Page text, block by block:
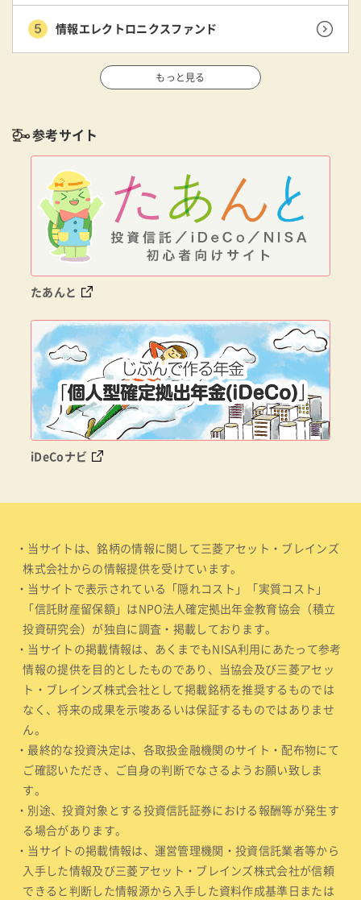
情報エレクトロニクスファンド
もっと見る
参考サイト
たあんと
iDeCoナビ
・当サイトは、銘柄の情報に関して三菱アセット・ブレインズ
株式会社からの情報提供を受けています。
・当サイトで表示されている「隠れコスト」「実質コスト」
「信託財産留保額」はNPO法人確定拠出年金教育協会（積立
投資研究会）が独自に調査・掲載しております。
・当サイトの掲載情報は、あくまでもNISA利用にあたって参考
情報の提供を目的としたものであり、当協会及び三菱アセッ
ト・ブレインズ株式会社として掲載銘柄を推奨するものでは
なく、将来の成果を示唆あるいは保証するものではありませ
ん。
・最終的な投資決定は、各取扱金融機関のサイト・配布物にて
ご確認いただき、ご自身の判断でなさるようお願い致しま
す。
・別途、投資対象とする投資信託証券における報酬等が発生す
る場合があります。
・当サイトの掲載情報は、運営管理機関・投資信託業者等から
入手した情報及び三菱アセット・ブレインズ株式会社が信頼
できると判断した情報源から入手した資料作成基準日または